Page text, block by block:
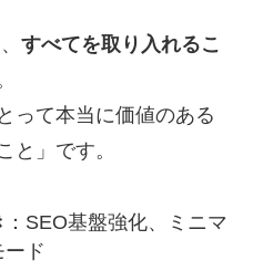
すべてを取り入れるこ
って本当に価値のある
と」です。
：SEO基盤強化、ミニマ
ド